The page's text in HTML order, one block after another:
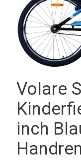
Volare
inch